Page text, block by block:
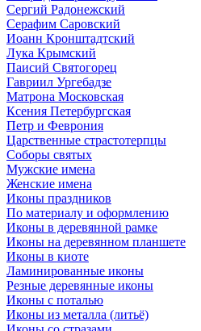
Сергий Радонежский
Серафим Саровский
Иоанн Кронштадтский
Лука Крымский
Паисий Святогорец
Гавриил Ургебадзе
Матрона Московская
Ксения Петербургская
Петр и Феврония
Царственные страстотерпцы
Соборы святых
Мужские имена
Женские имена
Иконы праздников
По материалу и оформлению
Иконы в деревянной рамке
Иконы на деревянном планшете
Иконы в киоте
Ламинированные иконы
Резные деревянные иконы
Иконы с поталью
Иконы из металла (литьё)